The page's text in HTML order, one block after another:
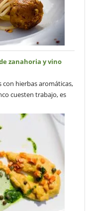
zanahoria y vino
con hierbas aromáticas,
cuesten trabajo, es